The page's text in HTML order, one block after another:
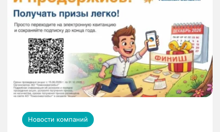
Новости компаний